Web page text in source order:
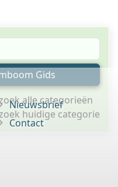
Gids
alle categorieën
huidige categorie
Nieuwsbrief
Contact